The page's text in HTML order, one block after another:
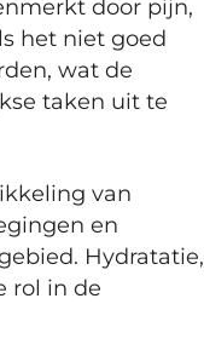
door pijn,
het niet goed
wat de
taken uit te
van
en
Hydratatie,
rol in de